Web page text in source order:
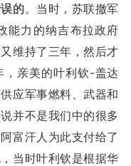
的。当时，苏联撤军
能力的纳吉布拉政府
维持了三年，然后才
亲美的叶利钦-盖达
应军事燃料、武器和
并不是我们中的很多
富汗人为此支付给了
当时叶利钦是根据华